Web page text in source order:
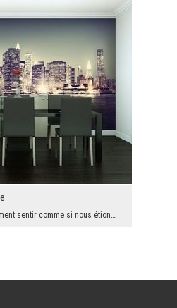
Nous pouvons littéralement sentir comme si nous étions dans cette ville, et de plus pendant la pé...